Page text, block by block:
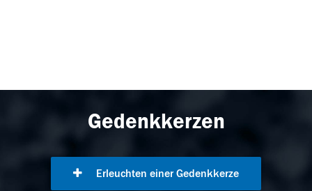
Gedenkkerzen
Erleuchten einer Gedenkkerze